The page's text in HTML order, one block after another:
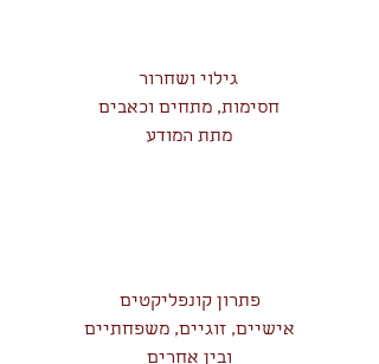
גילוי ושחרור
חסימות, מתחים וכאבים
מתת המודע
פתרון קונפליקטים
אישיים, זוגיים, משפחתיים
ובין אחרים